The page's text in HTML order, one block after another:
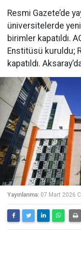
Resmi Gazete’de
üniversitelerde
birimler kapatıldı.
Enstitüsü kuruldu;
kapatıldı.
Yayınlanma: 07 Mart 2026